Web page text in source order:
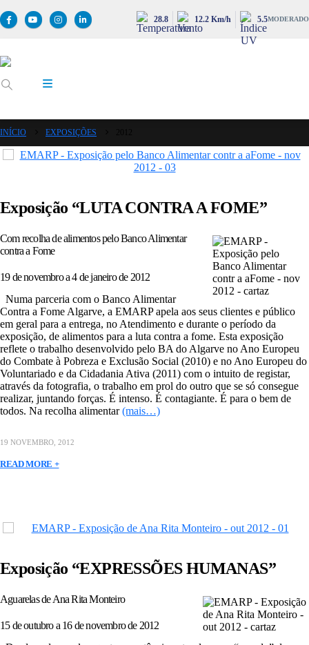
28.8 12.2 Km/h 5.5MODERADO
INÍCIO EXPOSIÇÕES
Exposição “LUTA CONTRA A FOME”
Com recolha de alimentos pelo Banco Alimentar
contra a Fome
19 de novembro a 4 de janeiro de 2012
Numa parceria com o Banco Alimentar
Contra a Fome Algarve, a EMARP apela aos seus clientes e público
em geral para a entrega, no Atendimento e durante o período da
exposição, de alimentos para a luta contra a fome. Esta exposição
reflete o trabalho desenvolvido pelo BA do Algarve no Ano Europeu
do Combate à Pobreza e Exclusão Social (2010) e no Ano Europeu do
Voluntariado e da Cidadania Ativa (2011) com o intuito de registar,
através da fotografia, o trabalho em prol do outro que se só consegue
realizar, juntando forças. É intenso. É contagiante. É para o bem de
todos. Na recolha alimentar(mais…)
19 NOVEMBRO, 2012
READ MORE +
Exposição “EXPRESSÕES HUMANAS”
Aguarelas de Ana Rita Monteiro
15 de outubro a 16 de novembro de 2012